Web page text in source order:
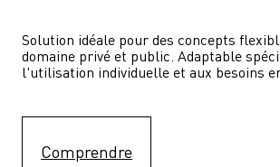
Solution idéale pour des concepts
domaine privé et public. Adaptable
l'utilisation individuelle et aux besoins
Comprendre